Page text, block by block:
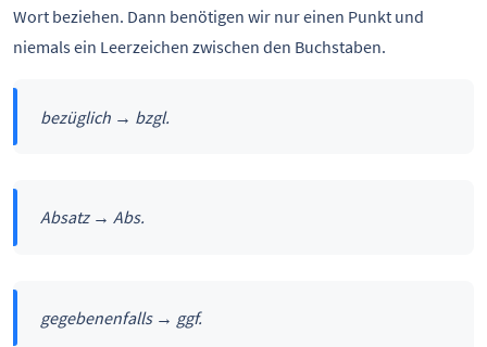
Wort beziehen. Dann benötigen wir nur einen Punkt und
niemals ein Leerzeichen zwischen den Buchstaben.
bezüglich → bzgl.
Absatz → Abs.
gegebenenfalls → ggf.